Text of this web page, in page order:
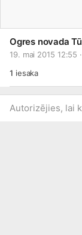
Ogres novada
19. mai 2015 12:55 ·
1 iesaka
Autorizējies, lai